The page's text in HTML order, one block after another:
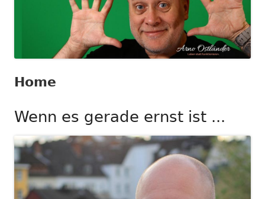
Home
Wenn es gerade ernst ist ...